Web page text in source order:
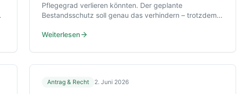
Pflegegrad verlieren könnten. Der geplante
Bestandsschutz soll genau das verhindern – trotzdem
Weiterlesen
Antrag & Recht 2. Juni 2026